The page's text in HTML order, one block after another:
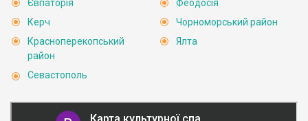
Євпаторія
Керч
Красноперекопський
район
Севастополь
Феодосія
Чорноморський район
Ялта